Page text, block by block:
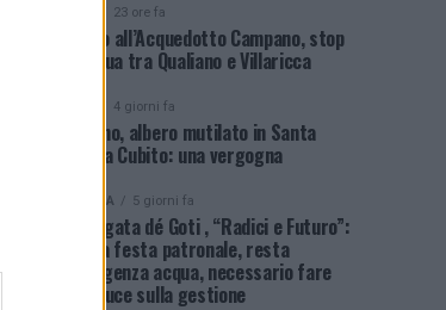
23 ore fa
Guasto all’Acquedotto Campano, stop
all’acqua tra Qualiano e Villaricca
4 giorni fa
Qualiano, albero mutilato in Santa
Maria a Cubito: una vergogna
POLITICA 5 giorni fa
Sant’Agata dé Goti , “Radici e Futuro”:
dopo la festa patronale, resta
l’emergenza acqua, necessario fare
piena luce sulla gestione